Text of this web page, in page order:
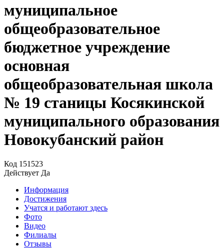
муниципальное
общеобразовательное
бюджетное учреждение
основная
общеобразовательная школа
№ 19 станицы Косякинской
муниципального образования
Новокубанский район
Код 151523
Действует Да
Информация
Достижения
Учатся и работают здесь
Фото
Видео
Филиалы
Отзывы